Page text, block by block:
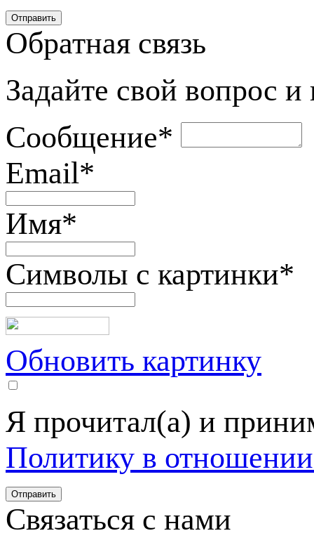
Обратная связь
Задайте свой вопрос
Сообщение*
Email*
Имя*
Символы с картинки*
Обновить картинку
Я прочитал(а) и
Политику в
Связаться с нами